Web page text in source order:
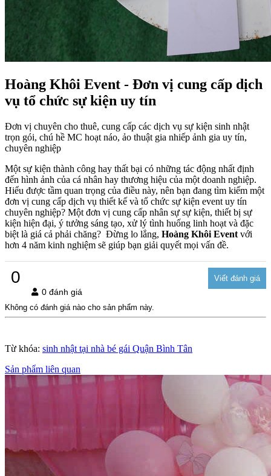
Hoàng Khôi Event - Đơn vị cung cấp dịch
vụ tổ chức sự kiện uy tín
Đơn vị chuyên cho thuê, cung cấp các dịch vụ sự kiện sinh nhật
trọn gói, chú hề MC hoạt náo, ảo thuật gia nhiếp ảnh gia uy tín,
chuyên nghiệp
Một sự kiện thành công hay thất bại có những tác động nhất định
đến hình ảnh của cá nhân hay thương hiệu của một doanh nghiệp.
Hiểu được tầm quan trọng của điều này, nên bạn đang tìm kiếm một
đơn vị cung cấp dịch vụ thiết kế và tổ chức sự kiện event uy tín
chuyên nghiệp? Một đơn vị cung cấp nhân sự sự kiện, thiết bị sự
kiện hiện đại, ý tưởng sáng tạo, xử lý tình huống linh hoạt và đặc
biệt là giá cả phải chăng? Đừng lo lắng, Hoàng Khôi Event với
hơn 4 năm kinh nghiệm sẽ giúp bạn giải quyết mọi vấn đề.
0
0 đánh giá
Không có đánh giá nào cho sản phẩm này.
Từ khóa: sinh nhật tại nhà bé gái Quận Bình Tân
Sản phẩm liên quan